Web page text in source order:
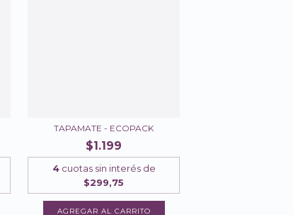
TAPAMATE - ECOPACK
$1.199
4cuotas sin interés de
$299,75
AGREGAR AL CARRITO